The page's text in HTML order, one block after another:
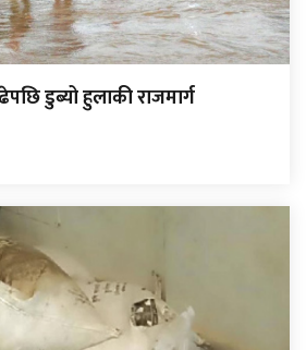
डुब्यो हुलाकी राजमार्ग